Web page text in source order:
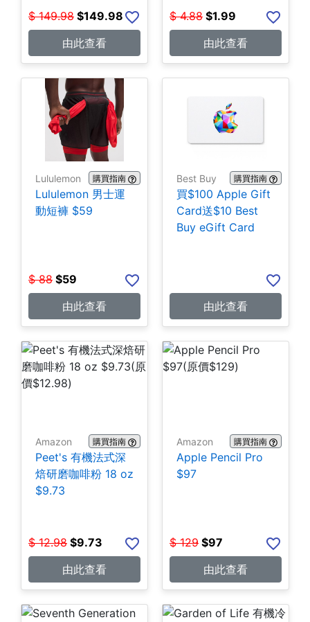
$ 149.98 $149.98
由此查看
$ 4.88 $1.99
由此查看
Lululemon 購買指南
Lululemon 男士運
動短褲 $59
$ 88 $59
由此查看
Best Buy 購買指南
買$100 Apple Gift
Card送$10 Best
Buy eGift Card
由此查看
Amazon 購買指南
Peet's 有機法式深
焙研磨咖啡粉 18 oz
$9.73
$ 12.98 $9.73
由此查看
Amazon 購買指南
Apple Pencil Pro
$97
$ 129 $97
由此查看